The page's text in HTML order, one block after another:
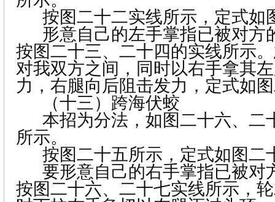
按图二十二实线所示，定式如
形意自己的左手掌指已被对方
按图二十三、二十四的实线所示
对我双方之间，同时以右手拿其
力，右腿向后阻击发力，定式如
（十三） 跨海伏蛟
本招为分法，如图二十六、二
所示。
按图二十五所示，定式如图二
要形意自己的右手掌指已被对
按图二十六、二十七实线所示，